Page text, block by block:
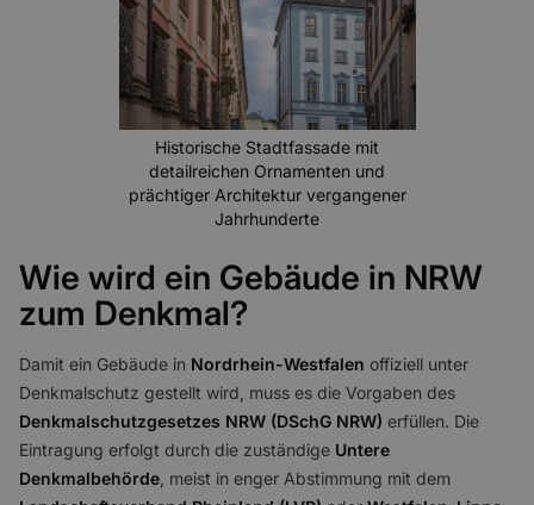
Historische Stadtfassade mit
detailreichen Ornamenten und
prächtiger Architektur vergangener
Jahrhunderte
Wie wird ein Gebäude in NRW
zum Denkmal?
Damit ein Gebäude in Nordrhein-Westfalen offiziell unter
Denkmalschutz gestellt wird, muss es die Vorgaben des
Denkmalschutzgesetzes NRW (DSchG NRW) erfüllen. Die
Eintragung erfolgt durch die zuständige Untere
Denkmalbehörde , meist in enger Abstimmung mit dem